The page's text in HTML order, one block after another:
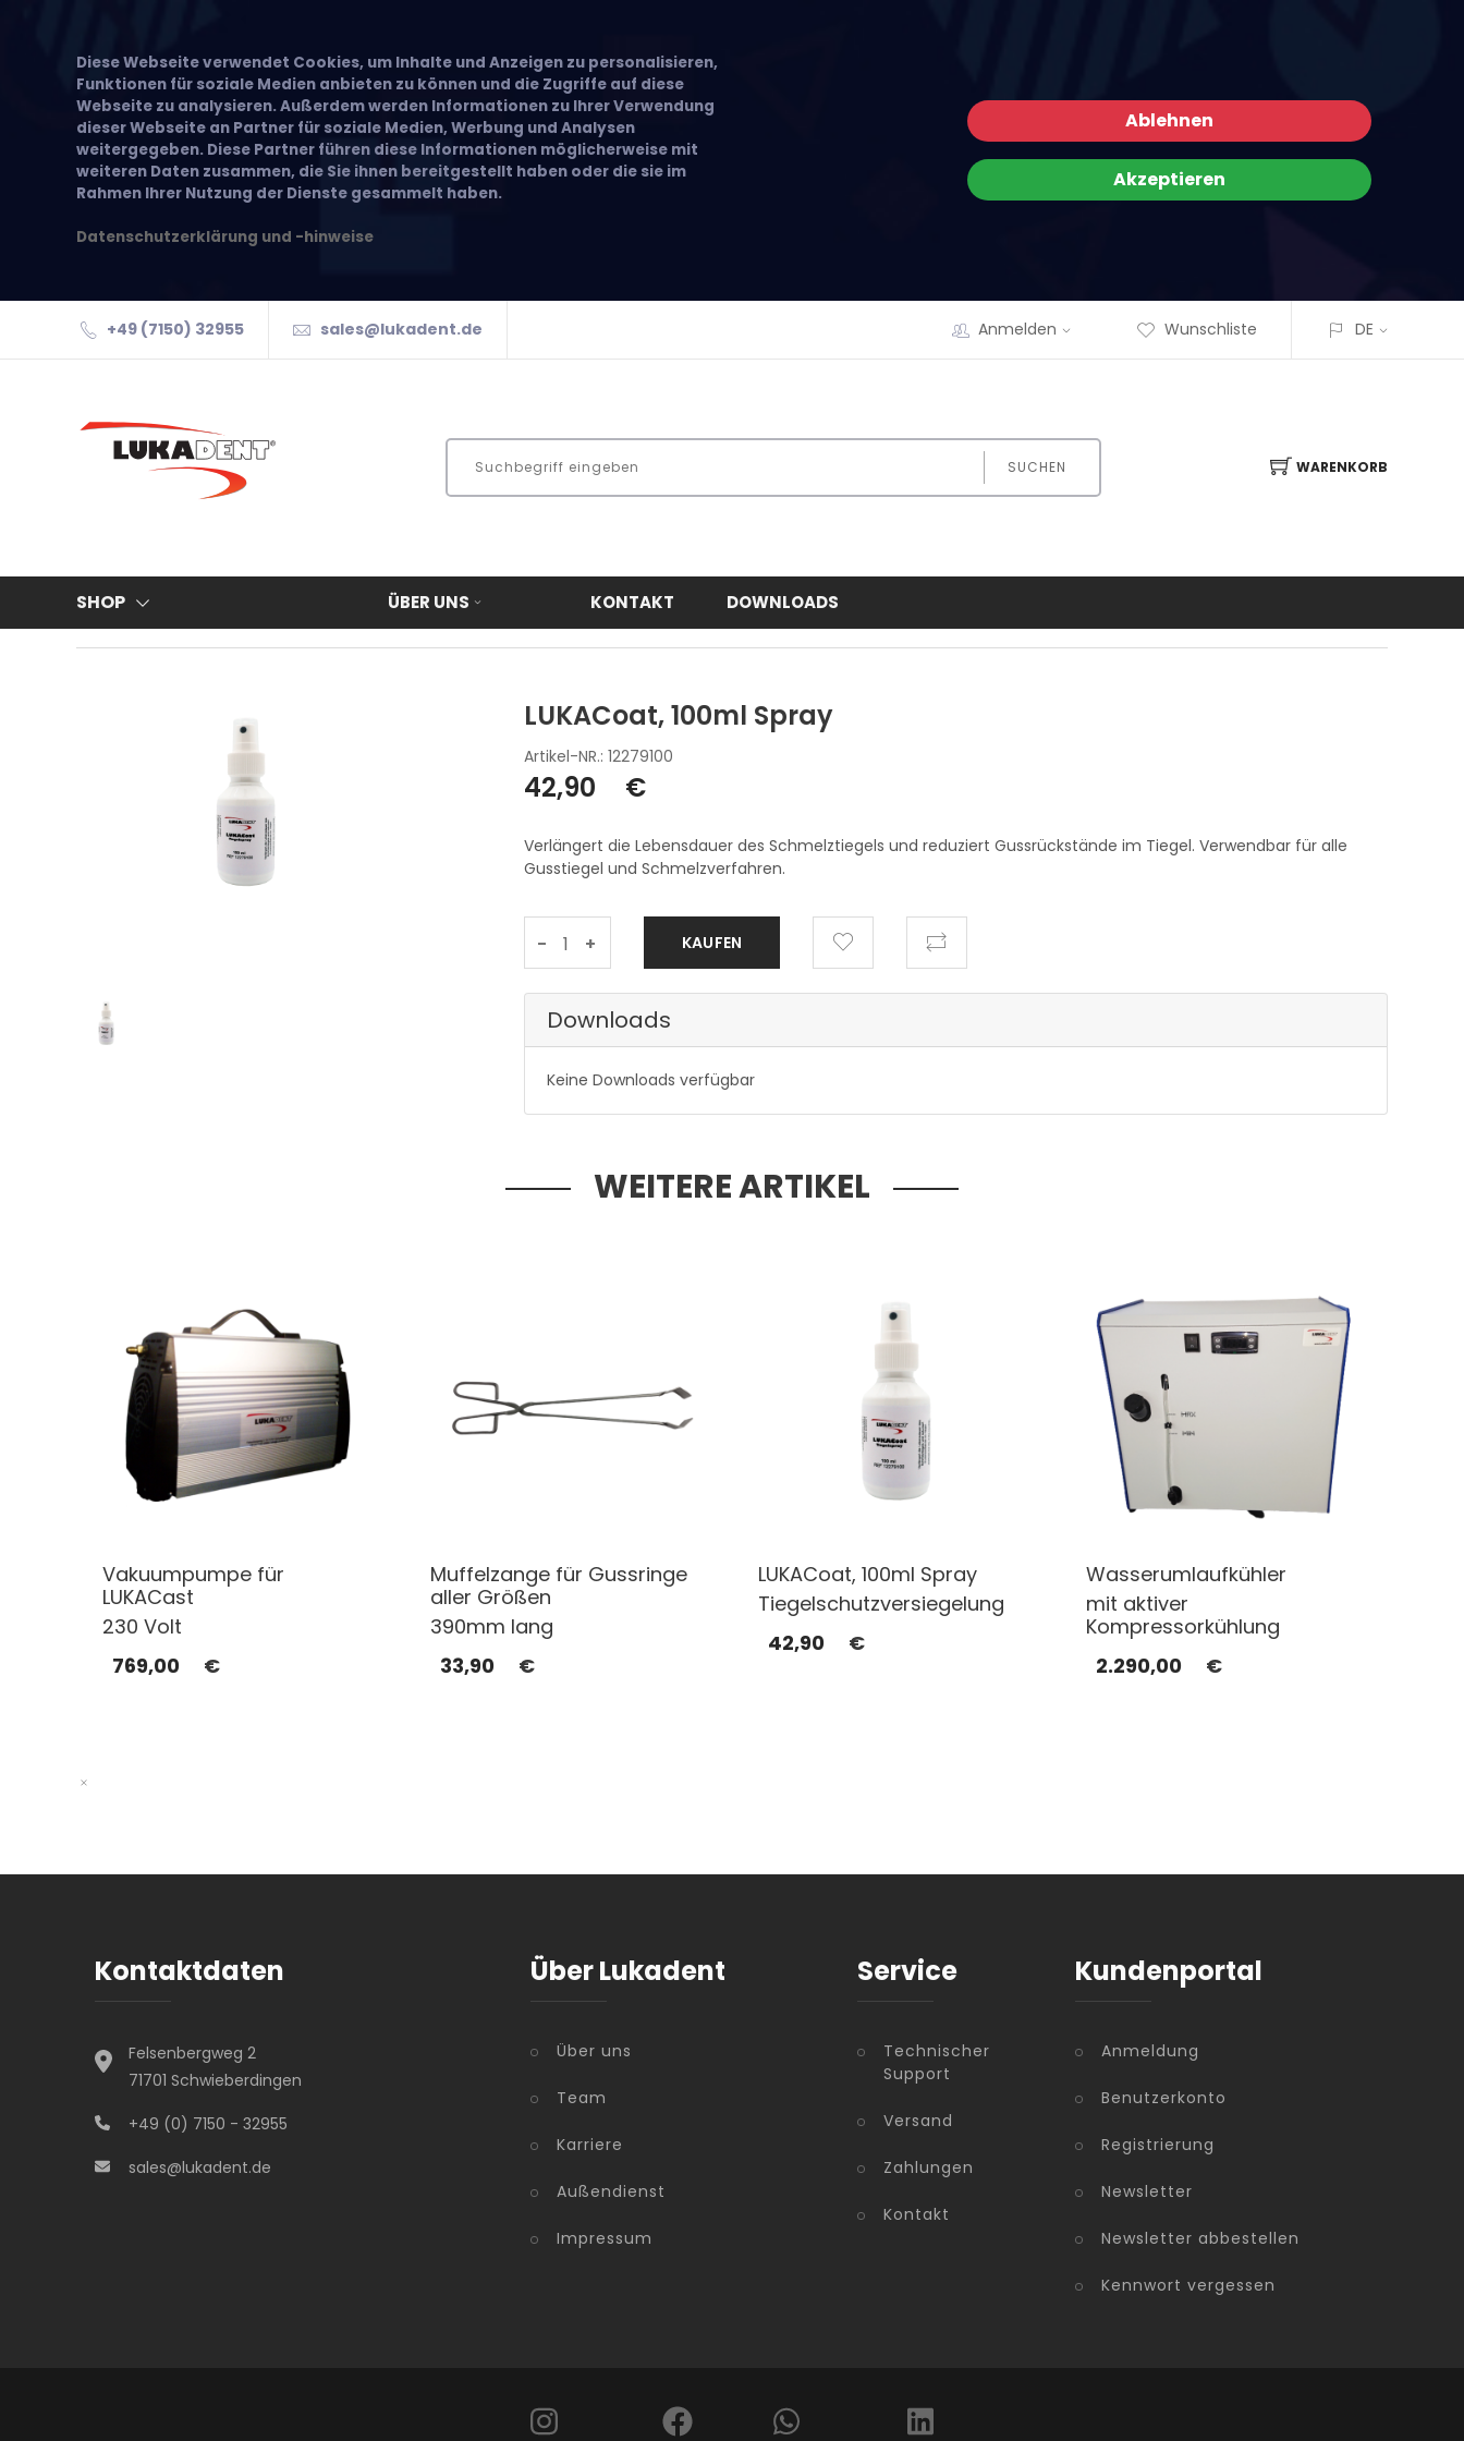
Diese Webseite verwendet Cookies, um Inhalte und Anzeigen zu personalisieren,
Funktionen für soziale Medien anbieten zu können und die Zugriffe auf diese
Webseite zu analysieren. Außerdem werden Informationen zu Ihrer Verwendung
dieser Webseite an Partner für soziale Medien, Werbung und Analysen
weitergegeben. Diese Partner führen diese Informationen möglicherweise mit
weiteren Daten zusammen, die Sie ihnen bereitgestellt haben oder die sie im
Rahmen Ihrer Nutzung der Dienste gesammelt haben.
Datenschutzerklärung und -hinweise
Ablehnen
Akzeptieren
+49 (7150) 32955 sales@lukadent.de Anmelden Wunschliste DE
SUCHEN WARENKORB
SHOP ÜBER UNS KONTAKT DOWNLOADS
LUKACoat, 100ml Spray
Artikel-NR.: 12279100
42,90 €
Verlängert die Lebensdauer des Schmelztiegels und reduziert Gussrückstände im Tiegel. Verwendbar für alle
Gusstiegel und Schmelzverfahren.
- +
Downloads
Keine Downloads verfügbar
WEITERE ARTIKEL
Vakuumpumpe für
LUKACast
230 Volt
769,00
€
Muffelzange für Gussringe
aller Größen
390mm lang
33,90
€
LUKACoat, 100ml Spray
Tiegelschutzversiegelung
42,90
€
Wasserumlaufkühler
mit aktiver
Kompressorkühlung
2.290,00
€
Kontaktdaten
Felsenbergweg 2
71701 Schwieberdingen
+49 (0) 7150 - 32955
sales@lukadent.de
Über Lukadent
Über uns
Team
Karriere
Außendienst
Impressum
Service
Technischer
Support
Versand
Zahlungen
Kontakt
Kundenportal
Anmeldung
Benutzerkonto
Registrierung
Newsletter
Newsletter abbestellen
Kennwort vergessen